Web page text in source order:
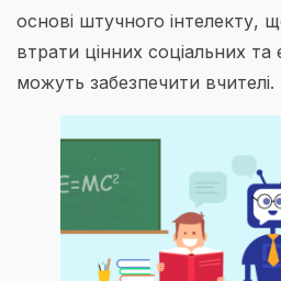
основі штучного інтелекту,
втрати цінних соціальних та
можуть забезпечити вчителі.